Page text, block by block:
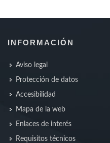
INFORMACIÓN
Aviso legal
Protección de datos
Accesibilidad
Mapa de la web
Enlaces de interés
Requisitos técnicos